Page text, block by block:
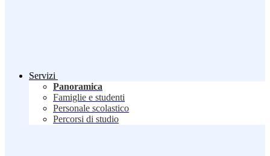
Servizi
Panoramica
Famiglie e studenti
Personale scolastico
Percorsi di studio